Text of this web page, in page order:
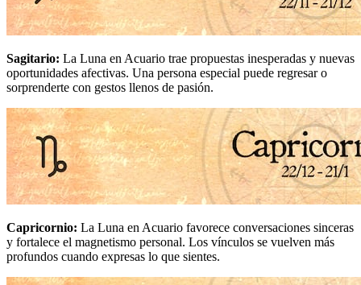
Sagitario: La Luna en Acuario trae propuestas inesperadas y nuevas
oportunidades afectivas. Una persona especial puede regresar o
sorprenderte con gestos llenos de pasión.
Capricornio: La Luna en Acuario favorece conversaciones sinceras
y fortalece el magnetismo personal. Los vínculos se vuelven más
profundos cuando expresas lo que sientes.